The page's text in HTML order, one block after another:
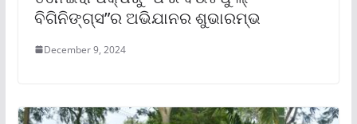
ବିଗିନିଙ୍ଗ୍‌ସ”ର ଅଭିଯାନର ଶୁଭାରମ୍ଭ
December 9, 2024